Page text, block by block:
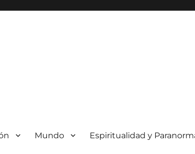
Mundo Espiritualidad y